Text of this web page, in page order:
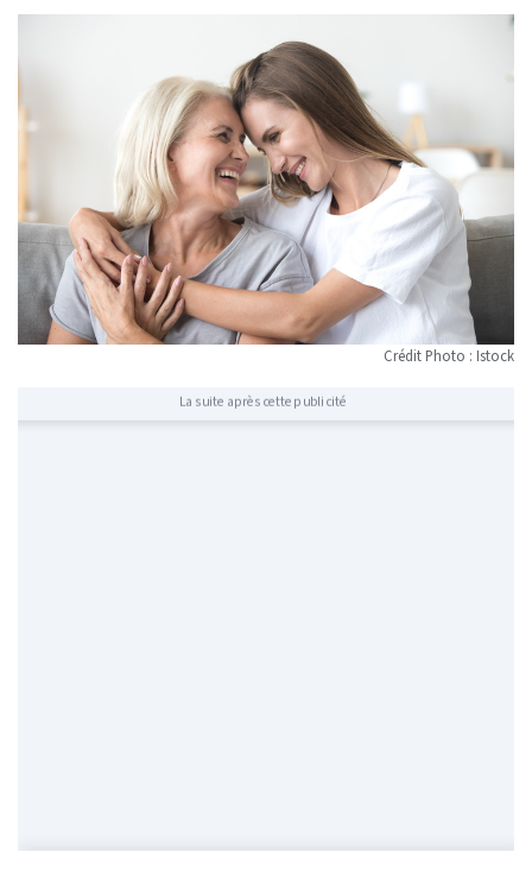
Crédit Photo : Istock
La suite après cette publicité